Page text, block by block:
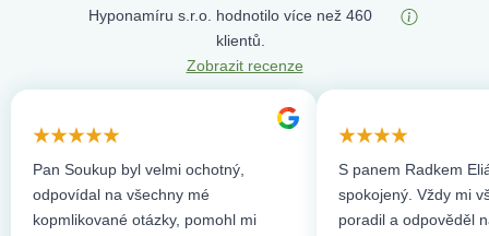
Hyponamíru s.r.o. hodnotilo více než 460
klientů.
Zobrazit recenze
Pan Soukup byl velmi ochotný,
odpovídal na všechny mé
kopmlikované otázky, pomohl mi
S panem Radkem
spokojený. Vždy mi
poradil a odpověděl